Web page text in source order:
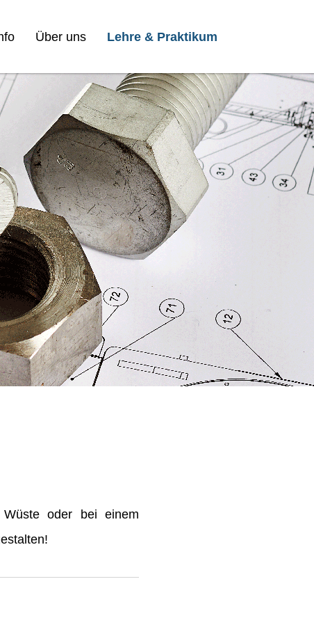
Über uns Lehre & Praktikum
oder bei einem